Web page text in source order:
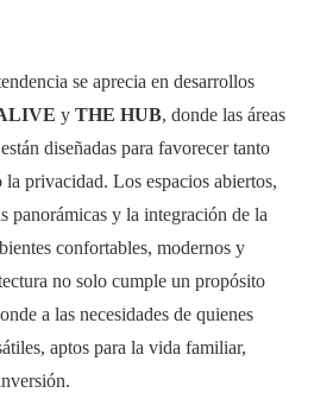
se aprecia en desarrollos
y THE HUB, donde las áreas
diseñadas para favorecer tanto
privacidad. Los espacios abiertos,
panorámicas y la integración de la
confortables, modernos y
no solo cumple un propósito
a las necesidades de quienes
aptos para la vida familiar,